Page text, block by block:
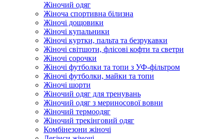
Жіночий одяг
Жіноча спортивна білизна
Жіночі дощовики
Жіночі купальники
Жіночі куртки, пальта та безрукавки
Жіночі світшоти, флісові кофти та светри
Жіночі сорочки
Жіночі футболки та топи з УФ-фільтром
Жіночі футболки, майки та топи
Жіночі шорти
Жіночий одяг для тренувань
Жіночий одяг з мериносової вовни
Жіночий термоодяг
Жіночий трекінговий одяг
Комбінезони жіночі